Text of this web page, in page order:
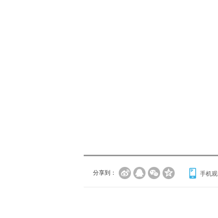
分享到： 手机